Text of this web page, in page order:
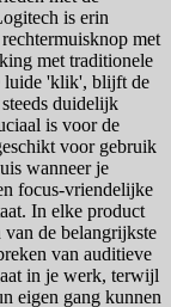
is erin
met
met traditionele
luide 'klik', blijft de
duidelijk
is voor de
voor gebruik
wanneer je
focus-vriendelijke
In elke product
van de belangrijkste
van auditieve
in je werk, terwijl
eigen gang kunnen